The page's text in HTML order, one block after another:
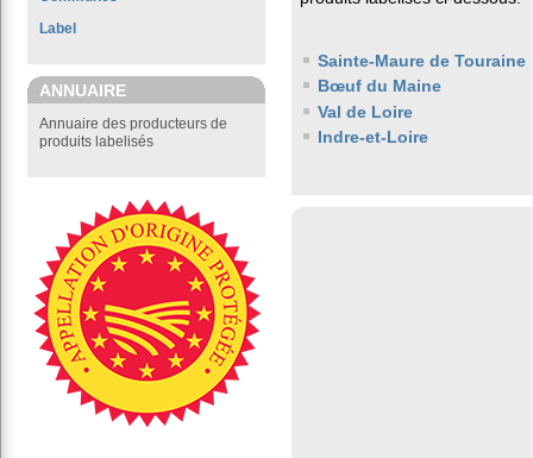
Label
ANNUAIRE
Annuaire des producteurs de
produits labelisés
Sainte-Maure de Touraine
Bœuf du Maine
Val de Loire
Indre-et-Loire